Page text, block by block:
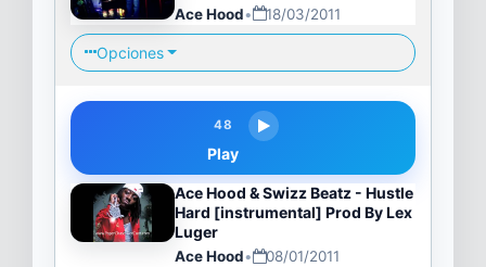
Ace Hood• 18/03/2011
Opciones
48
Play
Ace Hood & Swizz Beatz - Hustle
Hard [instrumental] Prod By Lex
Luger
Ace Hood• 08/01/2011